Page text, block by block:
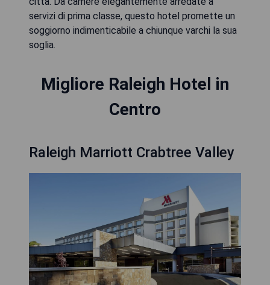
servizi di prima classe, questo hotel promette un
soggiorno indimenticabile a chiunque varchi la sua
soglia.
Migliore Raleigh Hotel in
Centro
Raleigh Marriott Crabtree Valley